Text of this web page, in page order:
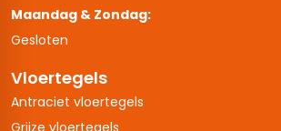
Maandag & Zondag:
Gesloten
Vloertegels
Antraciet vloertegels
Grijze vloertegels